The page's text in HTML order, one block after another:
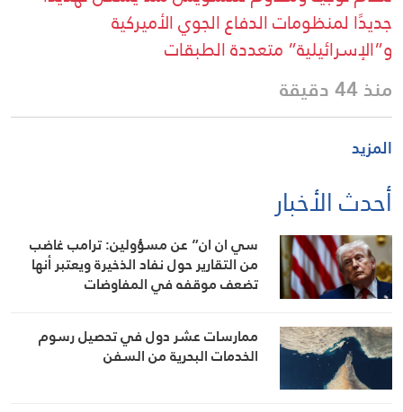
جديدًا لمنظومات الدفاع الجوي الأميركية
و”الإسرائيلية” متعددة الطبقات
منذ 44 دقيقة
المزيد
أحدث الأخبار
سي ان ان” عن مسؤولين: ترامب غاضب
من التقارير حول نفاد الذخيرة ويعتبر أنها
تضعف موقفه في المفاوضات
ممارسات عشر دول في تحصيل رسوم
الخدمات البحرية من السفن